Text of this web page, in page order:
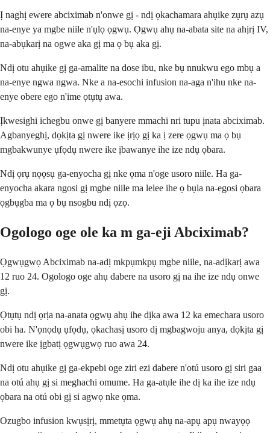
Ị naghị ewere abciximab n'onwe gị - ndị ọkachamara ahụike zụrụ azụ
na-enye ya mgbe niile n'ụlọ ọgwụ. Ọgwụ ahụ na-abata site na ahịrị IV,
na-abụkarị na ogwe aka gị ma ọ bụ aka gị.
Ndị otu ahụike gị ga-amalite na dose ibu, nke bụ nnukwu ego mbụ a
na-enye ngwa ngwa. Nke a na-esochi infusion na-aga n'ihu nke na-
enye obere ego n'ime ọtụtụ awa.
Ịkwesighi ichegbu onwe gị banyere mmachi nri tupu ịnata abciximab.
Agbanyeghị, dọkịta gị nwere ike ịrịọ gị ka ị zere ọgwụ ma ọ bụ
mgbakwunye ụfọdụ nwere ike ịbawanye ihe ize ndụ ọbara.
Ndị ọrụ nọọsụ ga-enyocha gị nke ọma n'oge usoro niile. Ha ga-
enyocha akara ngosi gị mgbe niile ma lelee ihe ọ bụla na-egosi ọbara
ọgbụgba ma ọ bụ nsogbu ndị ọzọ.
Ogologo oge ole ka m ga-eji Abciximab?
Ọgwụgwọ Abciximab na-adị mkpụmkpụ mgbe niile, na-adịkarị awa
12 ruo 24. Ogologo oge ahụ dabere na usoro gị na ihe ize ndụ onwe
gị.
Ọtụtụ ndị ọrịa na-anata ọgwụ ahụ ihe dịka awa 12 ka emechara usoro
obi ha. N'ọnọdụ ụfọdụ, ọkachasị usoro dị mgbagwoju anya, dọkịta gị
nwere ike ịgbatị ọgwụgwọ ruo awa 24.
Ndị otu ahụike gị ga-ekpebi oge ziri ezi dabere n'otú usoro gị siri gaa
na otú ahụ gị si meghachi omume. Ha ga-atụle ihe dị ka ihe ize ndụ
ọbara na otú obi gị si agwọ nke ọma.
Ozugbo infusion kwụsịrị, mmetụta ọgwụ ahụ na-apụ apụ nwayọọ